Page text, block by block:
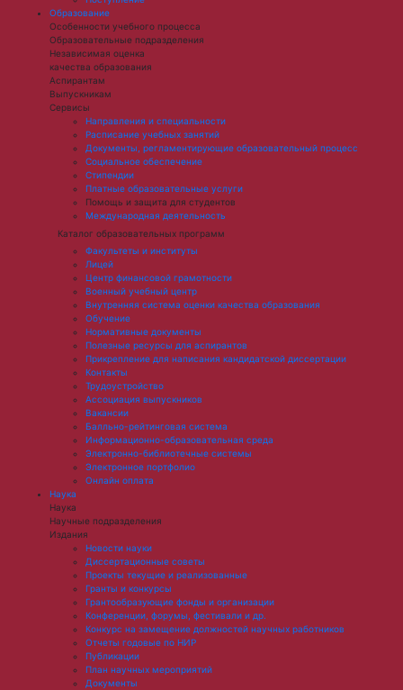
Образование
Особенности учебного процесса
Образовательные подразделения
Независимая оценка
качества образования
Аспирантам
Выпускникам
Сервисы
Направления и специальности
Расписание учебных занятий
Документы, регламентирующие образовательный процесс
Социальное обеспечение
Стипендии
Платные образовательные услуги
Помощь и защита для студентов
Международная деятельность
Каталог образовательных программ
Факультеты и институты
Лицей
Центр финансовой грамотности
Военный учебный центр
Внутренняя система оценки качества образования
Обучение
Нормативные документы
Полезные ресурсы для аспирантов
Прикрепление для написания кандидатской диссертации
Контакты
Трудоустройство
Ассоциация выпускников
Вакансии
Балльно-рейтинговая система
Информационно-образовательная среда
Электронно-библиотечные системы
Электронное портфолио
Онлайн оплата
Наука
Наука
Научные подразделения
Издания
Новости науки
Диссертационные советы
Проекты текущие и реализованные
Гранты и конкурсы
Грантообразующие фонды и организации
Конференции, форумы, фестивали и др.
Конкурс на замещение должностей научных работников
Отчеты годовые по НИР
Публикации
План научныx мероприятий
Документы